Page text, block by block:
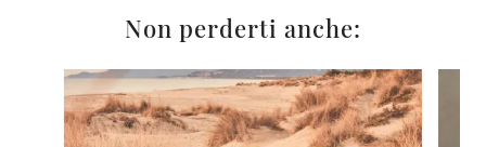
Non perderti anche: